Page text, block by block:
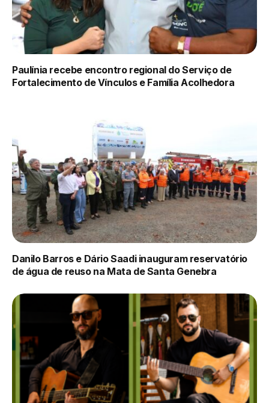
Paulínia recebe encontro regional do Serviço de
Fortalecimento de Vínculos e Família Acolhedora
Danilo Barros e Dário Saadi inauguram reservatório
de água de reuso na Mata de Santa Genebra